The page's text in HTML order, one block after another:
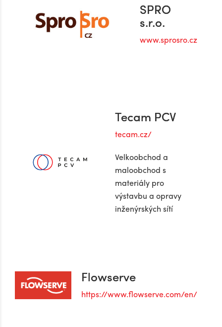
SPRO
s.r.o.
www.sprosro.cz
Tecam PCV
tecam.cz/
Velkoobchod a
maloobchod s
materiály pro
výstavbu a opravy
inženýrských sítí
Flowserve
https://www.flowserve.com/en/